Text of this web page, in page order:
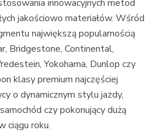
innowacyjnych metod
jakościowo materiałów. Wśród
największą popularnością
Bridgestone, Continental,
Yokohama, Dunlop czy
klasy premium najczęściej
o dynamicznym stylu jazdy,
czy pokonujący dużą
ciągu roku.